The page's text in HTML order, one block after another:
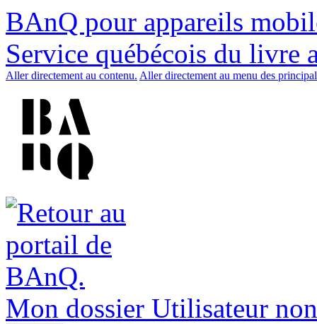
BAnQ pour appareils
Service québécois du livre
Aller directement au contenu. Aller directement au menu des
Mon dossier Utilisateur